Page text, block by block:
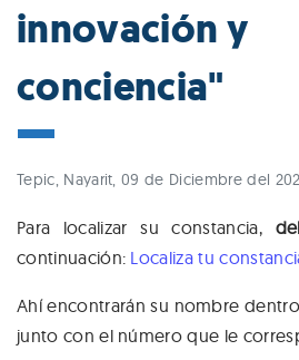
innovación y
conciencia"
Tepic, Nayarit, 09 de Diciembre del
Para localizar su constancia,
continuación: Localiza tu
Ahí encontrarán su nombre
junto con el número que le